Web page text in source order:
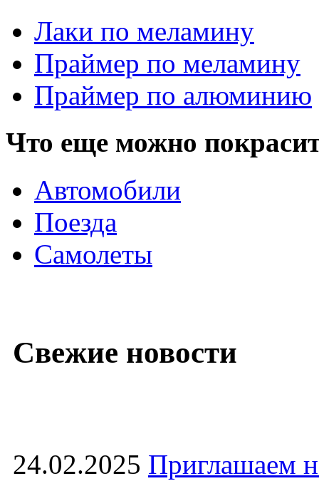
Лаки по меламину
Праймер по меламину
Праймер по алюминию
Что еще можно
Автомобили
Поезда
Самолеты
Свежие новости
24.02.2025 Приглашаем